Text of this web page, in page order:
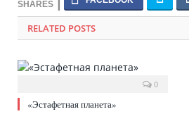
RELATED POSTS
0
«Эстафетная планета»